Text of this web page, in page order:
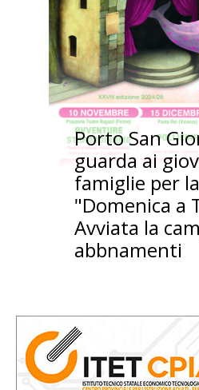
Porto San
guarda ai
famiglie per la
"Domenica a
Avviata la
abbnamenti